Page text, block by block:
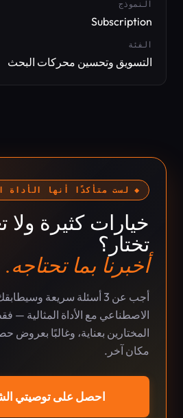
النموذج
Subscription
الفئة
التسويق وتحسين محركات البحث
◆ لست متأكدًا أنها الأداة
خيارات كثيرة ولا
تختار؟
أخبرنا بما تحتاجه.
أجب عن 3 أسئلة سريعة
الاصطناعي مع الأداة المثالية —
المختارين بعناية، وغالبًا بعروض
مكان آخر.
احصل على توصيتي